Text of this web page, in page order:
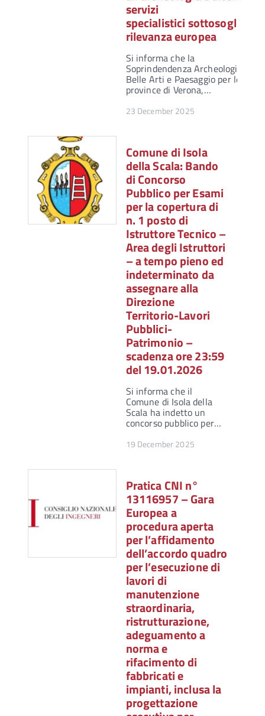
servizi
specialistici sottosoglia di
rilevanza europea
Si informa che la
Soprindendenza Archeologica,
Belle Arti e Paesaggio per le
province di Verona,…
23 December 2025
Comune di Isola
della Scala: Bando
di Concorso
Pubblico per Esami
per la copertura di
n. 1 posto di
Istruttore Tecnico –
Area degli Istruttori
– a tempo pieno ed
indeterminato da
assegnare alla
Direzione
Territorio-Lavori
Pubblici-
Patrimonio –
scadenza ore 23:59
del 19.01.2026
Si informa che il
Comune di Isola della
Scala ha indetto un
concorso pubblico per…
19 December 2025
Pratica CNI n°
13116957 – Gara
Europea a
procedura aperta
per l’affidamento
dell’accordo quadro
per l’esecuzione di
lavori di
manutenzione
straordinaria,
ristrutturazione,
adeguamento a
norma e
rifacimento di
fabbricati e
impianti, inclusa la
progettazione